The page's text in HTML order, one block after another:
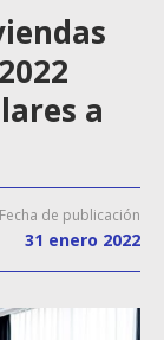
a
Fecha de publicación
31 enero 2022